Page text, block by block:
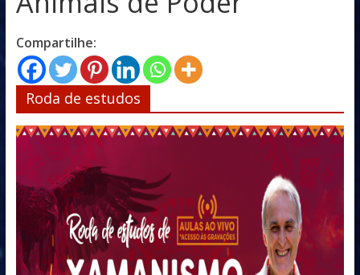
Compartilhe:
Roda de estudos